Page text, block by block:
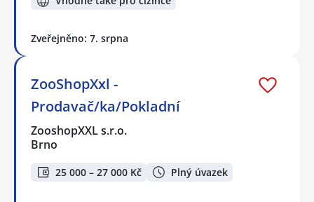
Zveřejněno: 7. srpna
ZooShopXxl -
Prodavač/ka/Pokladní
ZooshopXXL s.r.o.
Brno
25 000 – 27 000 Kč Plný úvazek